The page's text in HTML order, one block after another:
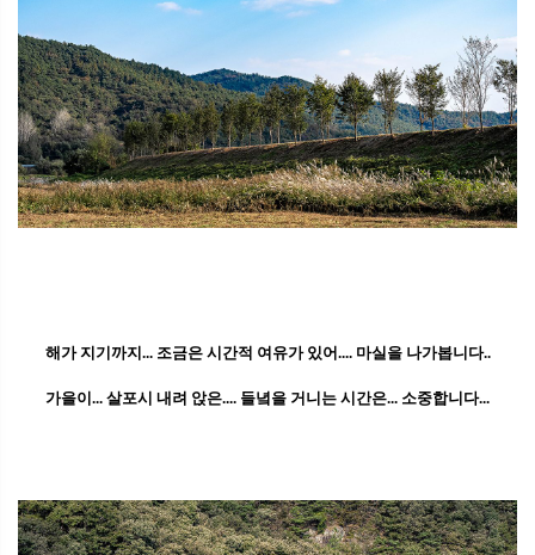
해가 지기까지... 조금은 시간적 여유가 있어.... 마실을 나가봅니다..
가을이... 살포시 내려 앉은.... 들녘을 거니는 시간은... 소중합니다...